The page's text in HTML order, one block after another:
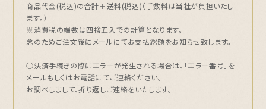
商品代金(税込)の合計＋送料(税込)（手数料は当社が負担いたし
ます。）
※消費税の端数は四捨五入での計算となります。
念のためご注文後にメールにてお支払総額をお知らせ致します。
○決済手続きの際にエラーが発生される場合は、「エラー番号」を
メールもしくはお電話にてご連絡ください。
お調べしまして、折り返しご連絡をいたします。